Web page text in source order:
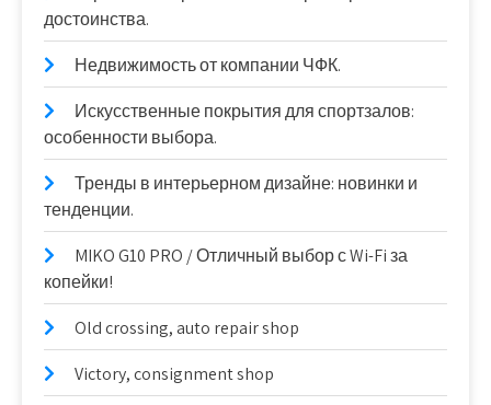
достоинства.
Недвижимость от компании ЧФК.
Искусственные покрытия для спортзалов:
особенности выбора.
Тренды в интерьерном дизайне: новинки и
тенденции.
MIKO G10 PRO / Отличный выбор с Wi-Fi за
копейки!
Old crossing, auto repair shop
Victory, consignment shop